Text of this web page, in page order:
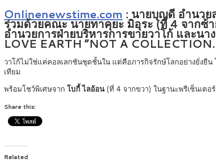
Onlinenewstime.com : นายบุญดี อำนวย
ร่วมด้วยคณะ นายทาคุยะ มิอุระ (ที่ 4 จากซ้
อำนวยการฝ่ายบริหารการขายวาโก้ และน
LOVE EARTH “NOT A
วาโก้ไม่ใช่แค่คอลเลกชันชุดชั้นใน แต่คือภารกิจรักษ์โลกอย่างยั่งยื
เทียม
พร้อมโชว์พิเศษจาก โบกี้ ไลอ้อน(ที่ 4 จากขวา) ในฐานะพรีเซ็นเต
Share this:
Related